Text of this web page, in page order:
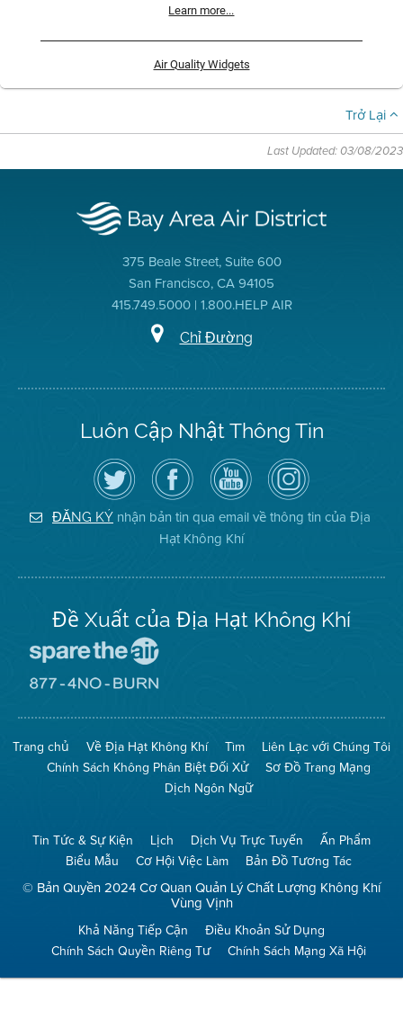
Learn more...
Air Quality Widgets
Trở Lại
Last Updated: 03/08/2023
375 Beale Street, Suite 600
San Francisco, CA 94105
415.749.5000 | 1.800.HELP AIR
Chỉ Đường
Luôn Cập Nhật Thông Tin
Hãy
theo
dõi
Địa
Hạt
Không
Truy
cập
Trang
Facebook
của
Địa
Hạt
Kênh
YouTube
của
Địa
Hạt
Không
Khí
Air
District
on
Instagram
ĐĂNG KÝ nhận bản tin qua email về thông tin của Địa
Hạt Không Khí
Đề Xuất của Địa Hạt Không Khí
The
(Bảo
Toàn
Không
Khí)
Mạng
No
Burn
(Không
Đốt)
Trang chủ Về Địa Hạt Không Khí Tìm
Liên Lạc với Chúng Tôi
Chính Sách Không Phân Biệt Đối Xử
Sơ Đồ Trang Mạng
Dịch Ngôn Ngữ
Tin Tức & Sự Kiện Lịch Dịch Vụ Trực Tuyến
Ấn Phẩm
Biểu Mẫu
Cơ Hội Việc Làm Bản Đồ Tương Tác
© Bản Quyền 2024 Cơ Quan Quản Lý Chất Lượng Không Khí
Vùng Vịnh
Khả Năng Tiếp Cận
Điều Khoản Sử Dụng
Chính Sách Quyền Riêng Tư
Chính Sách Mạng Xã Hội